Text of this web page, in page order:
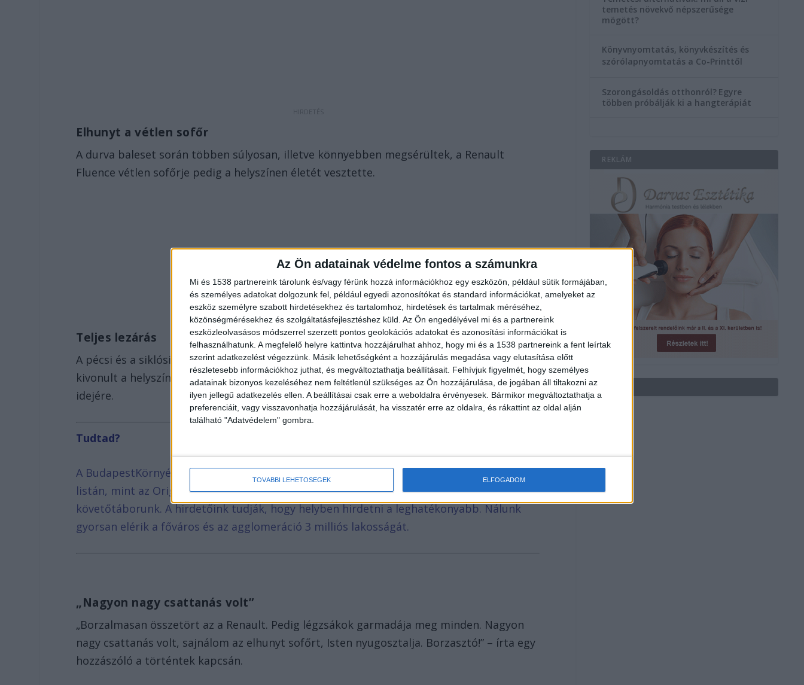
Az Ön adatainak védelme fontos a számunkra
Mi és 1538 partnereink tárolunk és/vagy férünk hozzá információkhoz egy eszközön, például sütik formájában,
és személyes adatokat dolgozunk fel, például egyedi azonosítókat és standard információkat, amelyeket az
eszköz személyre szabott hirdetésekhez és tartalomhoz, hirdetések és tartalmak méréséhez,
közönségmérésekhez és szolgáltatásfejlesztéshez küld. Az Ön engedélyével mi és a partnereink
eszközleolvasásos módszerrel szerzett pontos geolokációs adatokat és azonosítási információkat is
felhasználhatunk. A megfelelő helyre kattintva hozzájárulhat ahhoz, hogy mi és a 1538 partnereink a fent leírtak
szerint adatkezelést végezzünk. Másik lehetőségként a hozzájárulás megadása vagy elutasítása előtt
részletesebb információkhoz juthat, és megváltoztathatja beállításait. Felhívjuk figyelmét, hogy személyes
adatainak bizonyos kezeléséhez nem feltétlenül szükséges az Ön hozzájárulása, de jogában áll tiltakozni az
ilyen jellegű adatkezelés ellen. A beállításai csak erre a weboldalra érvényesek. Bármikor megváltoztathatja a
preferenciáit, vagy visszavonhatja hozzájárulását, ha visszatér erre az oldalra, és rákattint az oldal alján
található "Adatvédelem" gombra.
TOVÁBBI LEHETŐSÉGEK ELFOGADOM
Elhunyt a vétlen sofőr
A durva baleset során többen súlyosan, illetve könnyebben megsérültek, a Renault
Fluence vétlen sofőrje pedig a helyszínen életét vesztette.
Teljes lezárás
A pécsi és a siklósi hivatásos tűzoltók mellett a katasztrófavédelmi műveleti szolgálat is
kivonult a helyszínre. Az érintett útszakaszt teljes szélességében lezárták a mentés
idejére.
Tudtad?
A BudapestKörnyéke.hu hírportált százezrek olvassák. Olyan oldalakkal vagyunk egy
listán, mint az Origo, Telex, Index vagy a Blikk. A Facebookon már 248 ezres a
követőtáborunk. A hirdetőink tudják, hogy helyben hirdetni a leghatékonyabb. Nálunk
gyorsan elérik a főváros és az agglomeráció 3 milliós lakosságát.
„Nagyon nagy csattanás volt”
„Borzalmasan összetört az a Renault. Pedig légzsákok garmadája meg minden. Nagyon
nagy csattanás volt, sajnálom az elhunyt sofőrt, Isten nyugosztalja. Borzasztó!” – írta egy
hozzászóló a történtek kapcsán.
temetés növekvő népszerűsége
mögött?
Könyvnyomtatás, könyvkészítés és
szórólapnyomtatás a Co-Printtől
Szorongásoldás otthonról? Egyre
többen próbálják ki a hangterápiát
REKLÁM